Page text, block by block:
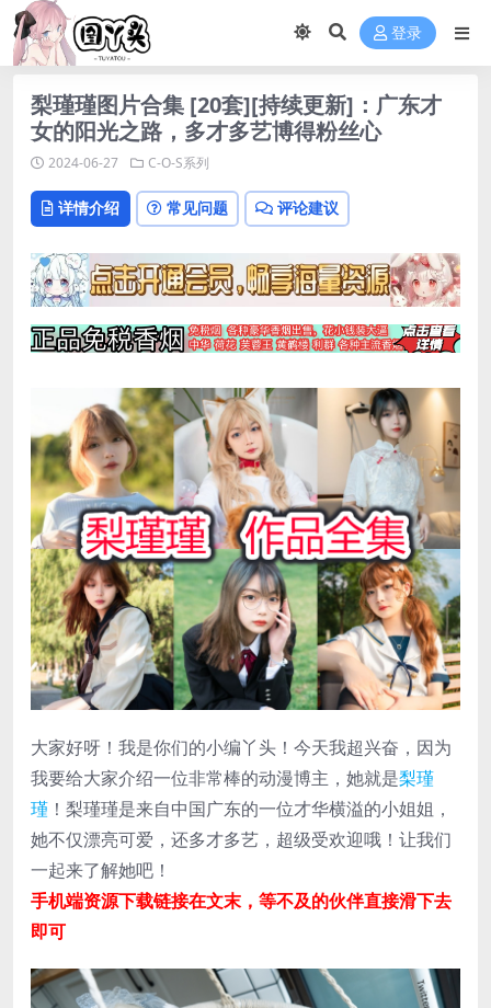
登录
梨瑾瑾图片合集 [20套][持续更新]：广东才
女的阳光之路，多才多艺博得粉丝心
2024-06-27 C-O-S系列
详情介绍 常见问题 评论建议
大家好呀！我是你们的小编丫头！今天我超兴奋，因为
我要给大家介绍一位非常棒的动漫博主，她就是梨瑾
瑾 ！梨瑾瑾是来自中国广东的一位才华横溢的小姐姐，
她不仅漂亮可爱，还多才多艺，超级受欢迎哦！让我们
一起来了解她吧！
手机端资源下载链接在文末，等不及的伙伴直接滑下去
即可